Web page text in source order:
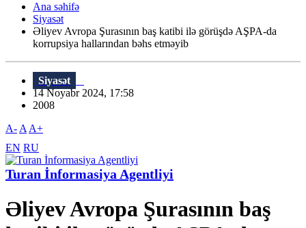
Ana səhifə
Siyasət
Əliyev Avropa Şurasının baş katibi ilə görüşdə AŞPA-da
korrupsiya hallarından bəhs etməyib
Siyasət
14 Noyabr 2024, 17:58
2008
A- A A+
EN RU
Turan İnformasiya Agentliyi
Əliyev Avropa Şurasının baş